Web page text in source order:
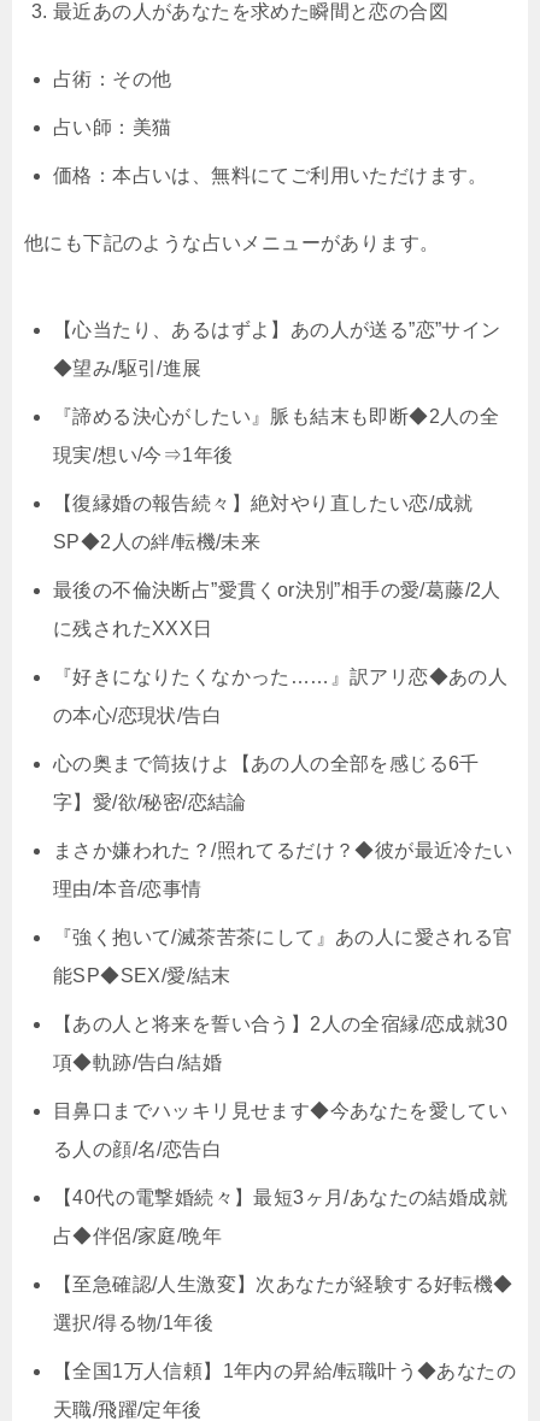
最近あの人があなたを求めた瞬間と恋の合図
占術：その他
占い師：美猫
価格：本占いは、無料にてご利用いただけます。
他にも下記のような占いメニューがあります。
【心当たり、あるはずよ】あの人が送る”恋”サイン
◆望み/駆引/進展
『諦める決心がしたい』脈も結末も即断◆2人の全
現実/想い/今⇒1年後
【復縁婚の報告続々】絶対やり直したい恋/成就
SP◆2人の絆/転機/未来
最後の不倫決断占”愛貫くor決別”相手の愛/葛藤/2人
に残されたXXX日
『好きになりたくなかった……』訳アリ恋◆あの人
の本心/恋現状/告白
心の奥まで筒抜けよ【あの人の全部を感じる6千
字】愛/欲/秘密/恋結論
まさか嫌われた？/照れてるだけ？◆彼が最近冷たい
理由/本音/恋事情
『強く抱いて/滅茶苦茶にして』あの人に愛される官
能SP◆SEX/愛/結末
【あの人と将来を誓い合う】2人の全宿縁/恋成就30
項◆軌跡/告白/結婚
目鼻口までハッキリ見せます◆今あなたを愛してい
る人の顔/名/恋告白
【40代の電撃婚続々】最短3ヶ月/あなたの結婚成就
占◆伴侶/家庭/晩年
【至急確認/人生激変】次あなたが経験する好転機◆
選択/得る物/1年後
【全国1万人信頼】1年内の昇給/転職叶う◆あなたの
天職/飛躍/定年後